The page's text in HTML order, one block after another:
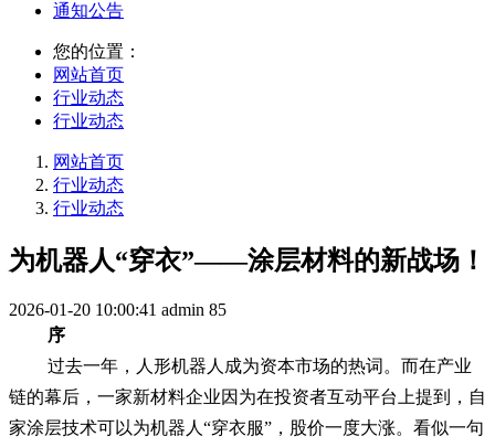
通知公告
您的位置：
网站首页
行业动态
行业动态
网站首页
行业动态
行业动态
为机器人“穿衣”——涂层材料的新战场！
2026-01-20 10:00:41 admin 85
序
过去一年，人形机器人成为资本市场的热词。而在产业
链的幕后，一家新材料企业因为在投资者互动平台上提到，自
家涂层技术可以为机器人“穿衣服”，股价一度大涨。看似一句